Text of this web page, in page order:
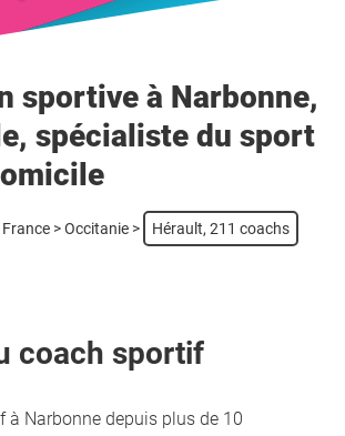
sportive à Narbonne,
spécialiste du sport
France > Occitanie > Hérault, 211 coachs
coach sportif
à Narbonne depuis plus de 10